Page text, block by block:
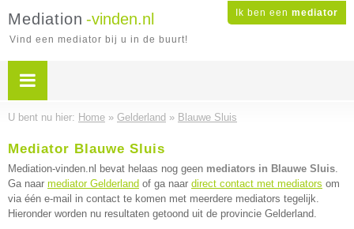
Ik ben een mediator
Mediation -vinden.nl
Vind een mediator bij u in de buurt!
U bent nu hier: Home » Gelderland » Blauwe Sluis
Mediator Blauwe Sluis
Mediation-vinden.nl bevat helaas nog geen mediators in Blauwe Sluis.
Ga naar mediator Gelderland of ga naar direct contact met mediators om
via één e-mail in contact te komen met meerdere mediators tegelijk.
Hieronder worden nu resultaten getoond uit de provincie Gelderland.